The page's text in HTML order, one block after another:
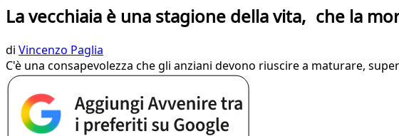
La vecchiaia è una stagione della vita, che la
di Vincenzo Paglia
C'è una consapevolezza che gli anziani devono riuscire a maturare,